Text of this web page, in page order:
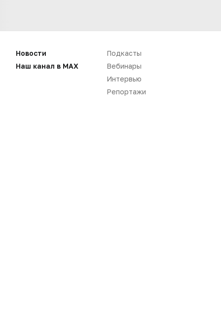
Новости
Наш канал в MAX
Подкасты
Вебинары
Интервью
Репортажи